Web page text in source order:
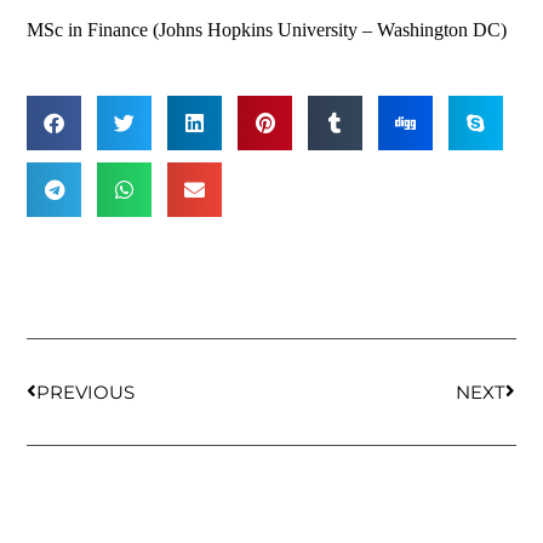
MSc in Finance (Johns Hopkins University – Washington DC)
PREVIOUS NEXT